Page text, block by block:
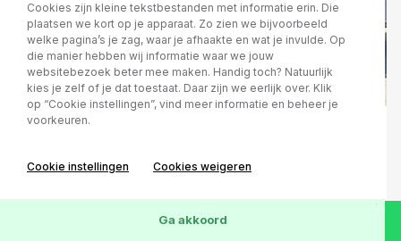
1.6 T-GDi 177PK Premium
Cookies zijn kleine tekstbestanden met informatie erin. Die
plaatsen we kort op je apparaat. Zo zien we bijvoorbeeld
welke pagina’s je zag, waar je afhaakte en wat je invulde. Op
die manier hebben wij informatie waar we jouw
websitebezoek beter mee maken. Handig toch? Natuurlijk
kies je zelf of je dat toestaat. Daar zijn we eerlijk over. Klik
op “Cookie instellingen”, vind meer informatie en beheer je
voorkeuren.
Cookie instellingen Cookies weigeren
Ga akkoord